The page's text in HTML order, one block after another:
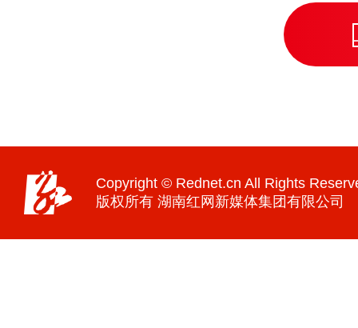
Copyright © Rednet.cn All Rights
版权所有 湖南红网新媒体集团有限公司